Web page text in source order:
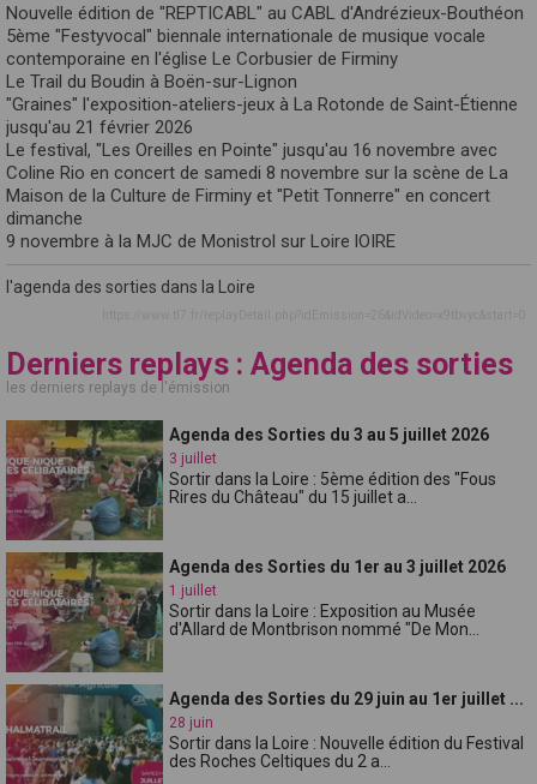
Nouvelle édition de "REPTICABL" au CABL d'Andrézieux-Bouthéon
5ème "Festyvocal" biennale internationale de musique vocale
contemporaine en l'église Le Corbusier de Firminy
Le Trail du Boudin à Boën-sur-Lignon
"Graines" l'exposition-ateliers-jeux à La Rotonde de Saint-Étienne
jusqu'au 21 février 2026
Le festival, "Les Oreilles en Pointe" jusqu'au 16 novembre avec
Coline Rio en concert de samedi 8 novembre sur la scène de La
Maison de la Culture de Firminy et "Petit Tonnerre" en concert
dimanche
9 novembre à la MJC de Monistrol sur Loire lOIRE
l'agenda des sorties dans la Loire
Derniers replays : Agenda des sorties
les derniers replays de l'émission
Agenda des Sorties du 3 au 5 juillet 2026
3 juillet
Sortir dans la Loire : 5ème édition des "Fous
Rires du Château" du 15 juillet a...
Agenda des Sorties du 1er au 3 juillet 2026
1 juillet
Sortir dans la Loire : Exposition au Musée
d'Allard de Montbrison nommé "De Mon...
Agenda des Sorties du 29 juin au 1er juillet ...
28 juin
Sortir dans la Loire : Nouvelle édition du Festival
des Roches Celtiques du 2 a...